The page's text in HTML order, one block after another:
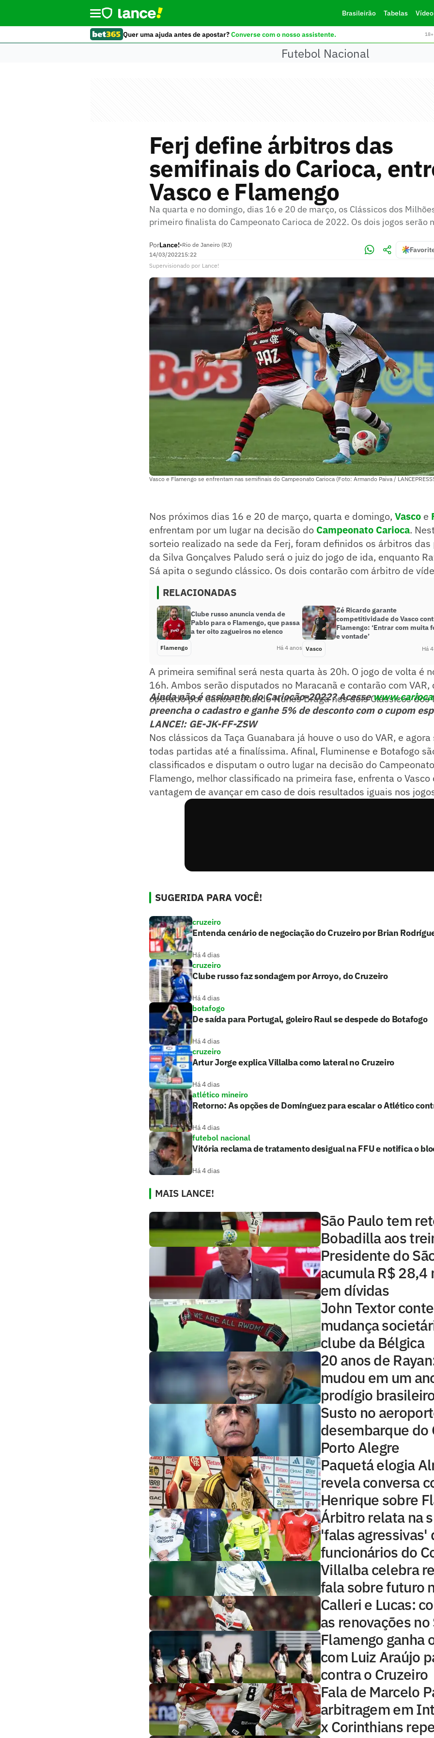
Brasileirão Tabelas
Quer uma ajuda antes de apostar?Converse com o nosso assistente.
Futebol Nacional
Ferj define árbitros das
semifinais do Carioca,
Vasco e Flamengo
Na quarta e no domingo, dias 16 e 20 de março, os Clássicos dos
primeiro finalista do Campeonato Carioca de 2022. Os dois jogos serão
PorLance!•Rio de Janeiro (RJ)
14/03/202215:22
Supervisionado por Lance!
Vasco e Flamengo se enfrentam nas semifinais do Campeonato Carioca (Foto: Armando Paiva /
Nos próximos dias 16 e 20 de março, quarta e domingo, Vasco e
enfrentam por um lugar na decisão do Campeonato Carioca.
sorteio realizado na sede da Ferj, foram definidos os árbitros
da Silva Gonçalves Paludo será o juiz do jogo de ida, enquanto
Sá apita o segundo clássico. Os dois contarão com árbitro de
RELACIONADAS
Clube russo anuncia venda de
Pablo para o Flamengo, que passa
a ter oito zagueiros no elenco
Flamengo Há 4 anos
Zé Ricardo garante
competitividade do Vasco
Flamengo: ‘Entrar com muita
e vontade’
Vasco Há
A primeira semifinal será nesta quarta às 20h. O jogo de volta é
16h. Ambos serão disputados no Maracanã e contarão com VAR,
operado por Carlos Eduardo Nunes Braga nos dois Clássicos dos
Ainda não é assinante do Cariocão-2022? Acesse
preencha o cadastro e ganhe 5% de desconto com o cupom
LANCE!: GE-JK-FF-ZSW
Nos clássicos da Taça Guanabara já houve o uso do VAR, e
todas partidas até a finalíssima. Afinal, Fluminense e Botafogo
classificados e disputam o outro lugar na decisão do
Flamengo, melhor classificado na primeira fase, enfrenta o Vasco
vantagem de avançar em caso de dois resultados iguais nos
SUGERIDA PARA VOCÊ!
cruzeiro
Entenda cenário de negociação do Cruzeiro por Brian
Há 4 dias
cruzeiro
Clube russo faz sondagem por Arroyo, do Cruzeiro
Há 4 dias
botafogo
De saída para Portugal, goleiro Raul se despede do Botafogo
Há 4 dias
cruzeiro
Artur Jorge explica Villalba como lateral no Cruzeiro
Há 4 dias
atlético mineiro
Retorno: As opções de Domínguez para escalar o Atlético
Há 4 dias
futebol nacional
Vitória reclama de tratamento desigual na FFU e notifica o
Há 4 dias
MAIS LANCE!
São Paulo tem
Bobadilla aos
Presidente do
acumula R$ 28,4
em dívidas
John Textor
mudança
clube da Bélgica
20 anos de
mudou em um
prodígio
Susto no
desembarque do
Porto Alegre
Paquetá elogia
revela conversa
Henrique sobre
Árbitro relata na
'falas agressivas'
funcionários do
Villalba celebra
fala sobre futuro
Calleri e Lucas:
as renovações no
Flamengo ganha
com Luiz Araújo
contra o Cruzeiro
Fala de Marcelo
arbitragem em
x Corinthians